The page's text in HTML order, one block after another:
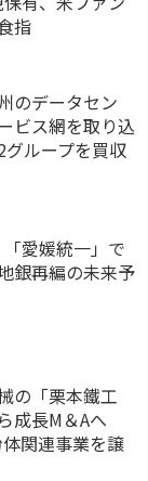
指
のデータセン
ビス網を取り込
ループを買収
「愛媛統一」で
銀再編の未来予
の「栗本鐵工
成長M＆Aへ
関連事業を譲